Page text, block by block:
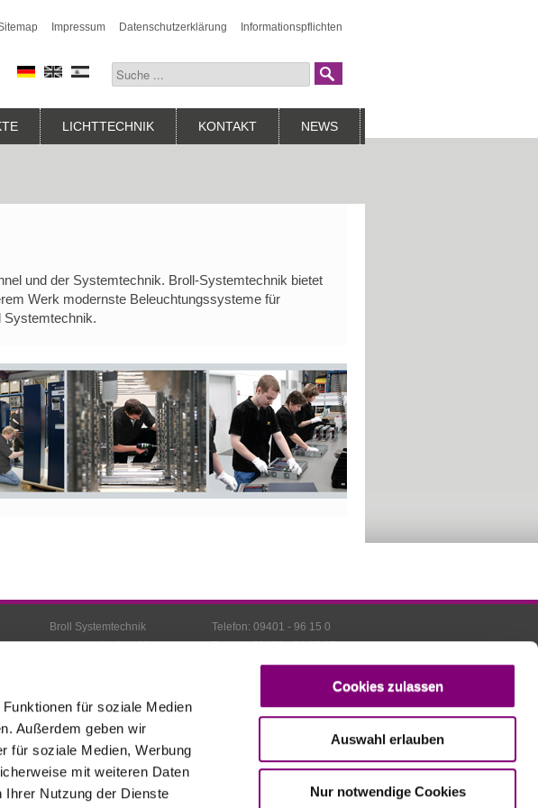
für soziale Medien
Außerdem geben wir
für soziale Medien, Werbung
mit weiteren Daten
Ihrer Nutzung der Dienste
Cookies zulassen
Auswahl erlauben
Nur notwendige Cookies
Impressum Datenschutzerklärung Informationspflichten
LICHTTECHNIK KONTAKT NEWS
und der Systemtechnik. Broll-Systemtechnik bietet
Werk modernste Beleuchtungssysteme für
Systemtechnik.
Broll Systemtechnik
Am Langwiesfeld 12
Telefon: 09401 - 96 15 0
Telefax: 09401 - 96 15 15
info@broll-systemtechnik.de